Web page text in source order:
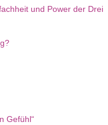
und Power der Drei
Gefühl“